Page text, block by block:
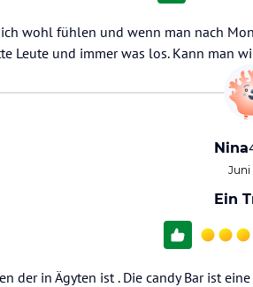
wohl fühlen und wenn man nach
Leute und immer was los. Kann man
Nina
Juni
Ein
der in Ägyten ist . Die candy Bar ist